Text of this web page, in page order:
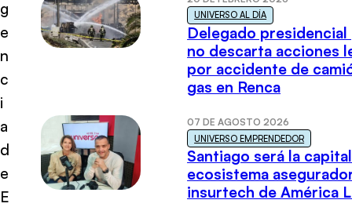
g
e
n
c
i
a
d
e
E
UNIVERSO AL DÍA
Delegado presidencial
no descarta acciones
por accidente de
gas en Renca
07 DE AGOSTO 2026
UNIVERSO EMPRENDEDOR
Santiago será la
ecosistema
insurtech de América